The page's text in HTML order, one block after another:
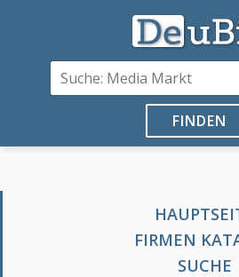
FINDEN
FIRMEN
SUCHE